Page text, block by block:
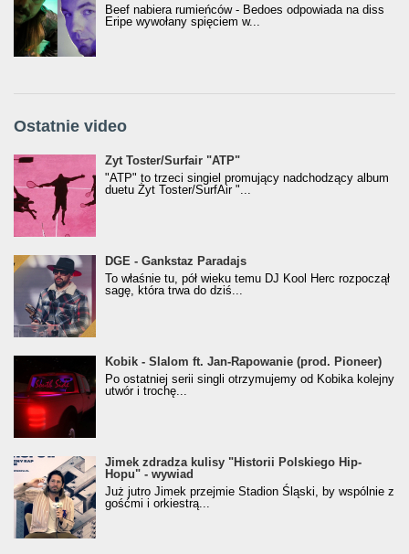
Beef nabiera rumieńców - Bedoes odpowiada na diss
Eripe wywołany spięciem w...
Ostatnie video
Żyt Toster/SurfAir - ATP VIDEO
Żyt Toster/Surfair "ATP"
"ATP" to trzeci singiel promujący nadchodzący album
duetu Żyt Toster/SurfAir "...
donGURALesko z nagrodą za
Klasyczny/Trueschoolowy Album Roku
(Popkillery 2023)
DGE - Gankstaz Paradajs
To właśnie tu, pół wieku temu DJ Kool Herc rozpoczął
sagę, która trwa do dziś...
Kobik - Slalom ft. Jan-Rapowanie (prod. Pioneer)
[Official Music Visualiser]
Kobik - Slalom ft. Jan-Rapowanie (prod. Pioneer)
Po ostatniej serii singli otrzymujemy od Kobika kolejny
utwór i trochę...
Jimek zdradza kulisy "Historii Polskiego Hip-
Hopu" - wywiad
Jimek zdradza kulisy "Historii Polskiego Hip-
Hopu" - wywiad
Już jutro Jimek przejmie Stadion Śląski, by wspólnie z
gośćmi i orkiestrą...